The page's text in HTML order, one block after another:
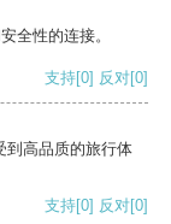
全性的连接。
支持[0] 反对[0]
到高品质的旅行体
支持[0] 反对[0]